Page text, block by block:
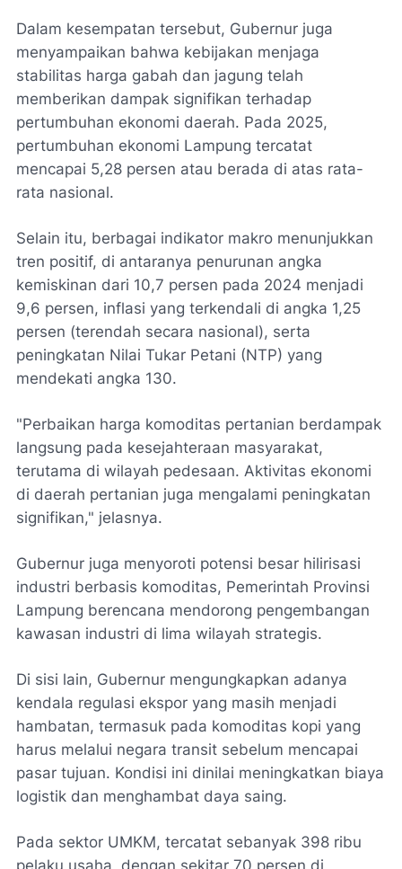
Dalam kesempatan tersebut, Gubernur juga
menyampaikan bahwa kebijakan menjaga
stabilitas harga gabah dan jagung telah
memberikan dampak signifikan terhadap
pertumbuhan ekonomi daerah. Pada 2025,
pertumbuhan ekonomi Lampung tercatat
mencapai 5,28 persen atau berada di atas rata-
rata nasional.
Selain itu, berbagai indikator makro menunjukkan
tren positif, di antaranya penurunan angka
kemiskinan dari 10,7 persen pada 2024 menjadi
9,6 persen, inflasi yang terkendali di angka 1,25
persen (terendah secara nasional), serta
peningkatan Nilai Tukar Petani (NTP) yang
mendekati angka 130.
"Perbaikan harga komoditas pertanian berdampak
langsung pada kesejahteraan masyarakat,
terutama di wilayah pedesaan. Aktivitas ekonomi
di daerah pertanian juga mengalami peningkatan
signifikan," jelasnya.
Gubernur juga menyoroti potensi besar hilirisasi
industri berbasis komoditas, Pemerintah Provinsi
Lampung berencana mendorong pengembangan
kawasan industri di lima wilayah strategis.
Di sisi lain, Gubernur mengungkapkan adanya
kendala regulasi ekspor yang masih menjadi
hambatan, termasuk pada komoditas kopi yang
harus melalui negara transit sebelum mencapai
pasar tujuan. Kondisi ini dinilai meningkatkan biaya
logistik dan menghambat daya saing.
Pada sektor UMKM, tercatat sebanyak 398 ribu
pelaku usaha, dengan sekitar 70 persen di